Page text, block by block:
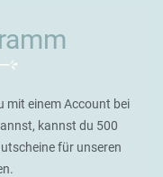
mit einem Account bei
kannst du 500
für unseren